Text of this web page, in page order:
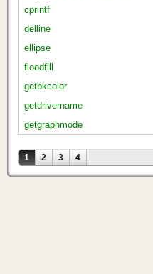
cprintf
delline
ellipse
floodfill
getbkcolor
getdrivername
getgraphmode
Страницы
1 2 3 4